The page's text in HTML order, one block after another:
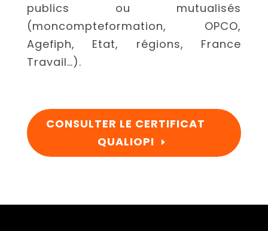
publics ou mutualisés
(moncompteformation, OPCO,
Agefiph, Etat, régions, France
Travail…).
CONSULTER LE CERTIFICAT
QUALIOPI